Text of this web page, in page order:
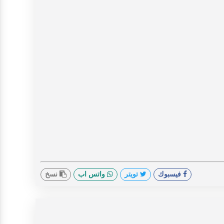
فيسبوك تويتر واتس اب نسخ